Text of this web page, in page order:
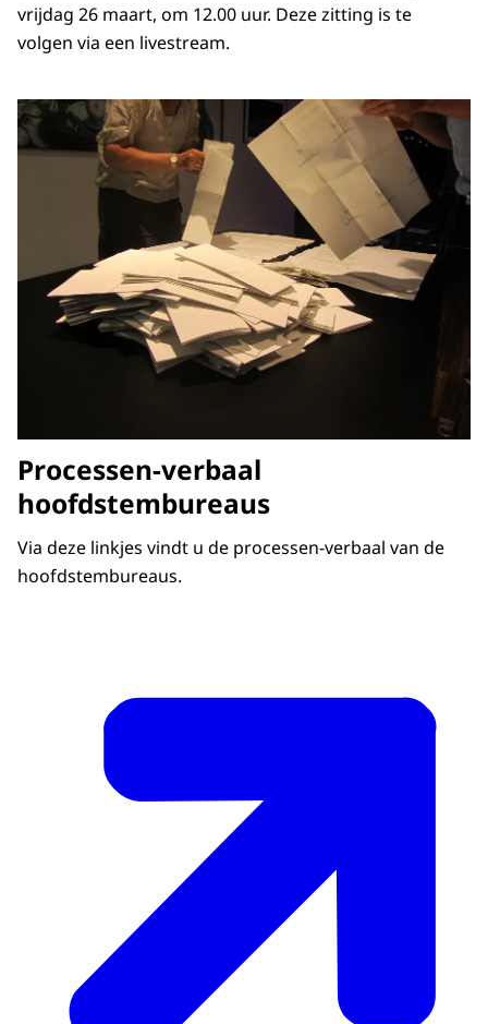
vrijdag 26 maart, om 12.00 uur. Deze zitting is te
volgen via een livestream.
Processen-verbaal
hoofdstembureaus
Via deze linkjes vindt u de processen-verbaal van de
hoofdstembureaus.